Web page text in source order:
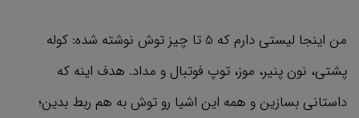
من اینجا لیستی دارم که 5 تا چیز توش نوشته شده: کوله
پشتی، نون پنیر، موز، توپ فوتبال و مداد. هدف اینه که
داستانی بسازین و همه این اشیا رو توش به هم ربط بدین؛